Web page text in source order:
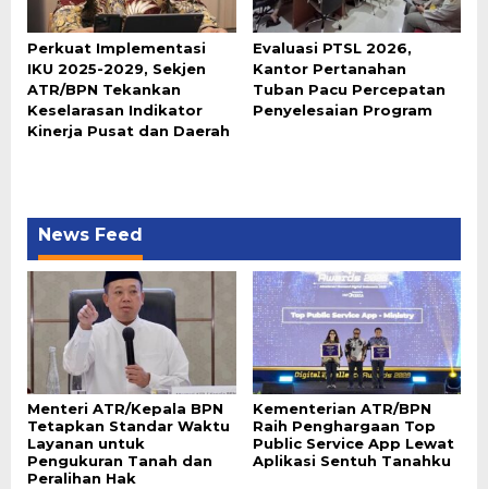
Perkuat Implementasi
IKU 2025-2029, Sekjen
ATR/BPN Tekankan
Keselarasan Indikator
Kinerja Pusat dan Daerah
Evaluasi PTSL 2026,
Kantor Pertanahan
Tuban Pacu Percepatan
Penyelesaian Program
News Feed
Menteri ATR/Kepala BPN
Tetapkan Standar Waktu
Layanan untuk
Pengukuran Tanah dan
Peralihan Hak
Kementerian ATR/BPN
Raih Penghargaan Top
Public Service App Lewat
Aplikasi Sentuh Tanahku